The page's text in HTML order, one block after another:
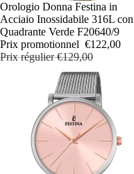
PROMOTION
Orologio Donna Festina in
Acciaio Inossidabile 316L con
Quadrante Verde F20640/9
Prix promotionnel €122,00
Prix régulier€129,00